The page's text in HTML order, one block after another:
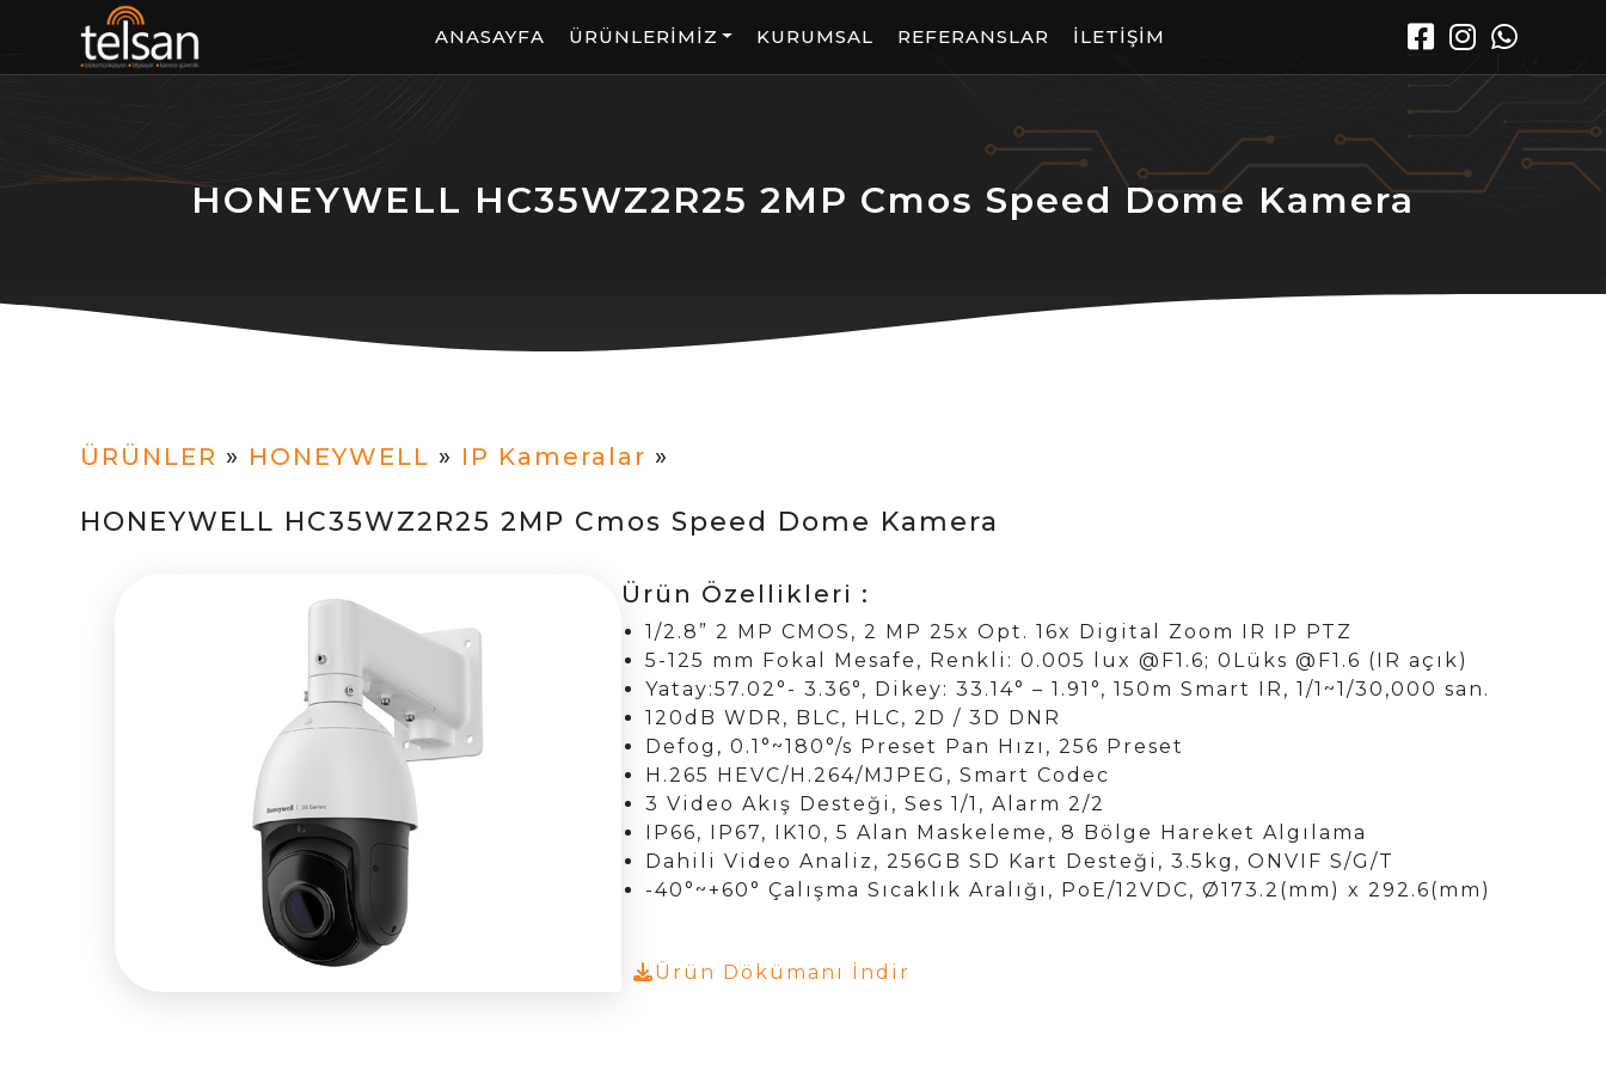
ANASAYFA ÜRÜNLERİMİZ KURUMSAL REFERANSLAR İLETİŞİM
HONEYWELL HC35WZ2R25 2MP Cmos Speed Dome Kamera
ÜRÜNLER » HONEYWELL » IP Kameralar »
HONEYWELL HC35WZ2R25 2MP Cmos Speed Dome Kamera
Ürün Özellikleri :
1/2.8” 2 MP CMOS, 2 MP 25x Opt. 16x Digital Zoom IR IP PTZ
5-125 mm Fokal Mesafe, Renkli: 0.005 lux @F1.6; 0Lüks @F1.6 (IR açık)
Yatay:57.02°- 3.36°, Dikey: 33.14° – 1.91°, 150m Smart IR, 1/1~1/30,000 san.
120dB WDR, BLC, HLC, 2D / 3D DNR
Defog, 0.1°~180°/s Preset Pan Hızı, 256 Preset
H.265 HEVC/H.264/MJPEG, Smart Codec
3 Video Akış Desteği, Ses 1/1, Alarm 2/2
IP66, IP67, IK10, 5 Alan Maskeleme, 8 Bölge Hareket Algılama
Dahili Video Analiz, 256GB SD Kart Desteği, 3.5kg, ONVIF S/G/T
-40°~+60° Çalışma Sıcaklık Aralığı, PoE/12VDC, Ø173.2(mm) x 292.6(mm)
Ürün Dökümanı İndir